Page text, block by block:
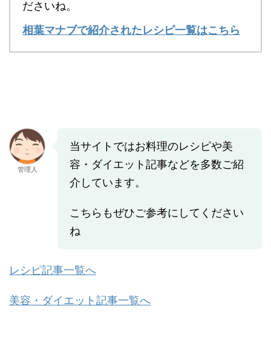
ださいね。
相葉マナブで紹介されたレシピ一覧はこちら
管理人
当サイトではお料理のレシピや美
容・ダイエット記事などを多数ご紹
介しています。
こちらもぜひご参考にしてください
ね
レシピ記事一覧へ
美容・ダイエット記事一覧へ